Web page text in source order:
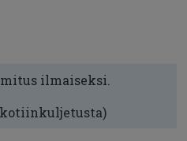
ilmaiseksi.